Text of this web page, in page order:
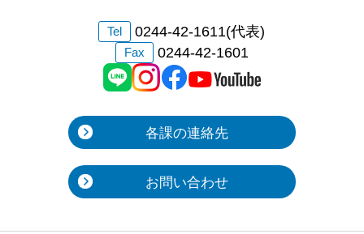
Tel 0244-42-1611(代表)
Fax 0244-42-1601
各課の連絡先
お問い合わせ